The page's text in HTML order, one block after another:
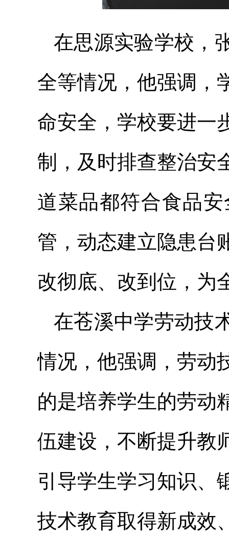
在思源实验学校，
全等情况，他强调，
命安全，学校要进一
制，及时排查整治安
道菜品都符合食品
管 ，动态建立隐患
改彻底、改到位，为
在苍溪中学劳动技
情况，他强调，劳动
的是培养学生的劳动
伍建设，不断提升教
引导学生学习知识、
技术教育取得新成效